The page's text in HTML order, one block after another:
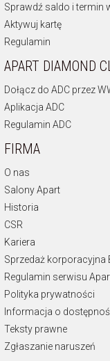
Sprawdź saldo i termin
Aktywuj kartę
Regulamin
APART DIAMOND
Dołącz do ADC przez
Aplikacja ADC
Regulamin ADC
FIRMA
O nas
Salony Apart
Historia
CSR
Kariera
Sprzedaż korporacyjna
Regulamin serwisu
Polityka prywatności
Informacja o
Teksty prawne
Zgłaszanie naruszeń